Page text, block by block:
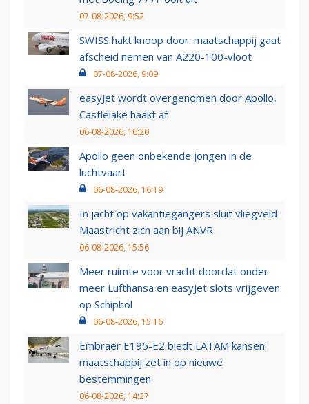
07-08-2026, 9:52
SWISS hakt knoop door: maatschappij gaat
afscheid nemen van A220-100-vloot
07-08-2026, 9:09
easyJet wordt overgenomen door Apollo,
Castlelake haakt af
06-08-2026, 16:20
Apollo geen onbekende jongen in de
luchtvaart
06-08-2026, 16:19
In jacht op vakantiegangers sluit vliegveld
Maastricht zich aan bij ANVR
06-08-2026, 15:56
Meer ruimte voor vracht doordat onder
meer Lufthansa en easyJet slots vrijgeven
op Schiphol
06-08-2026, 15:16
Embraer E195-E2 biedt LATAM kansen:
maatschappij zet in op nieuwe
bestemmingen
06-08-2026, 14:27